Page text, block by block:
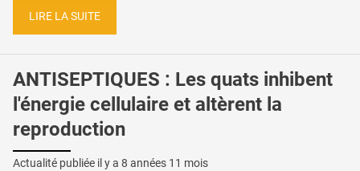
LIRE LA SUITE
ANTISEPTIQUES : Les quats inhibent
l'énergie cellulaire et altèrent la
reproduction
Actualité publiée il y a 8 années 11 mois